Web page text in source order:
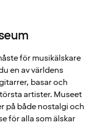
för musikälskare
en av världens
basar och
artister. Museet
på både nostalgi och
för alla som älskar